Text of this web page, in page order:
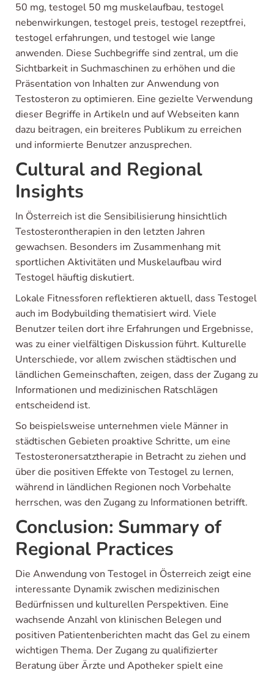
50 mg, testogel 50 mg muskelaufbau, testogel
nebenwirkungen, testogel preis, testogel rezeptfrei,
testogel erfahrungen, und testogel wie lange
anwenden. Diese Suchbegriffe sind zentral, um die
Sichtbarkeit in Suchmaschinen zu erhöhen und die
Präsentation von Inhalten zur Anwendung von
Testosteron zu optimieren. Eine gezielte Verwendung
dieser Begriffe in Artikeln und auf Webseiten kann
dazu beitragen, ein breiteres Publikum zu erreichen
und informierte Benutzer anzusprechen.
Cultural and Regional
Insights
In Österreich ist die Sensibilisierung hinsichtlich
Testosterontherapien in den letzten Jahren
gewachsen. Besonders im Zusammenhang mit
sportlichen Aktivitäten und Muskelaufbau wird
Testogel häuftig diskutiert.
Lokale Fitnessforen reflektieren aktuell, dass Testogel
auch im Bodybuilding thematisiert wird. Viele
Benutzer teilen dort ihre Erfahrungen und Ergebnisse,
was zu einer vielfältigen Diskussion führt. Kulturelle
Unterschiede, vor allem zwischen städtischen und
ländlichen Gemeinschaften, zeigen, dass der Zugang zu
Informationen und medizinischen Ratschlägen
entscheidend ist.
So beispielsweise unternehmen viele Männer in
städtischen Gebieten proaktive Schritte, um eine
Testosteronersatztherapie in Betracht zu ziehen und
über die positiven Effekte von Testogel zu lernen,
während in ländlichen Regionen noch Vorbehalte
herrschen, was den Zugang zu Informationen betrifft.
Conclusion: Summary of
Regional Practices
Die Anwendung von Testogel in Österreich zeigt eine
interessante Dynamik zwischen medizinischen
Bedürfnissen und kulturellen Perspektiven. Eine
wachsende Anzahl von klinischen Belegen und
positiven Patientenberichten macht das Gel zu einem
wichtigen Thema. Der Zugang zu qualifizierter
Beratung über Ärzte und Apotheker spielt eine